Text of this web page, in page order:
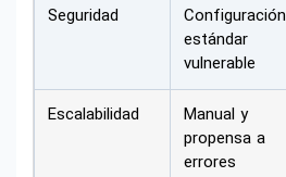
Seguridad
Configuración
estándar
vulnerable
Escalabilidad
Manual y
propensa a
errores